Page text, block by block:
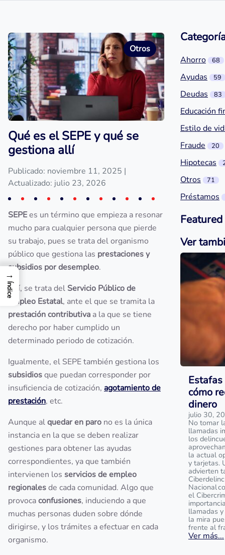
Otros
Qué es el SEPE y qué se
gestiona allí
Publicado: noviembre 11, 2025 |
Actualizado: julio 23, 2026
SEPEes un término que empieza a resonar
mucho para cualquier persona que pierde
su trabajo, pues se trata del organismo
público que gestiona las prestaciones y
subsidios por desempleo.
Así, se trata del Servicio Público de
Empleo Estatal, ante el que se tramita la
prestación contributiva a la que se tiene
derecho por haber cumplido un
determinado periodo de cotización.
Igualmente, el SEPE también gestiona los
subsidiosque puedan corresponder por
insuficiencia de cotización, agotamiento de
prestación, etc.
Aunque alquedar en paro no es la única
instancia en la que se deben realizar
gestiones para obtener las ayudas
correspondientes, ya que también
intervienen los servicios de empleo
regionalesde cada comunidad. Algo que
provocaconfusiones, induciendo a que
muchas personas duden sobre dónde
dirigirse, y los trámites a efectuar en cada
organismo.
Ahorro 68
Ayudas 59
Deudas 83
Educación
Estilo de
Fraude
20
Hipotecas
Otros 71
Préstamos
Ver
cómo
dinero
julio 30,
No tomar
llamadas
los
la actual
y tarjetas.
advierten
Nacional
el
llamadas
la mira
frente al
Ver más...
→
Índice